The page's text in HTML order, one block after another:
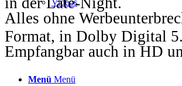
Videos
Menü Menü
Alles ohne
Format, in Dolby Digital
Empfangbar auch in HD